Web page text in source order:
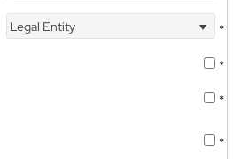
Legal Entity
*
*
*
*